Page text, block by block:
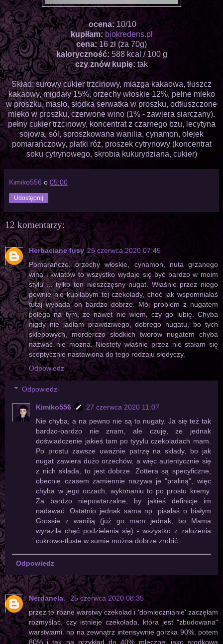
ocena:10/10
kupiłam:biokredens.pl
cena:16 zł (za 70g)
kaloryczność:588 kcal / 100 g
czy znów kupię:tak
Skład: surowy cukier trzcinowy, miazga kakaowa, tłuszcz
kakaowy, migdały 15%, orzechy włoskie 12%, pełne mleko
w proszku, masło, słodka serwatka w proszku, odtłuszczone
mleko w proszku, czerwone wino (1% - zawiera siarczany),
pełny cukier trzcinowy, koncentrat z czarnego bzu, lecytyna
sojowa, sól, sproszkowana wanilia, cynamon, olejek
pomarańczowy, płatki róż, proszek cytrynowy (koncentrat
soku cytrynowego, skrobia kukurydziana, cukier)
Kimiko556 o 05:00
Udostępnij
12 komentarzy:
Herbaciane fusy 25 czerwca 2020 07:45
Pomarańcze, orzechy włoskie, cynamon, nuta grzanego
wina i kwiatów to wszystko wydaje się być bardzo w moim
stylu ... tylko ten nieszczęsny nugat. Właśnie przez niego
pewnie nie kupiłabym tej czekolady, choć jak wspomniałaś
tutaj wypada on bardzo dobrze. Mój problem z nugatem
polega na tym, że nawet nie wiem, czy go lubię. Chyba
nigdy nie jadłam prawdziwego, dobrego nugatu, bo tych
sklepowych, morderczo słodkich tworów nugatem chyba
nazwać nie można. Niestety właśnie przez nie stałam się
sceptycznie nastawiona do tego rodzaju słodyczy.
Odpowiedz
Odpowiedzi
Kimiko556
27 czerwca 2020 11:07
Nie chyba, a na pewno nie są to nugaty. Ja się też tak
bardzo-bardzo nie znam, ale czuję, że jednak
doświadczenie jakieś tam po tyyylu czekoladach mam.
Po prostu zawsze uważnie patrzę na składy, bo jak
nugat zawiera dużo orzechów, a więc autentycznie się
z nich składa, to jest dobrze. Zottera są specyficzne,
obecnie czasem zamiennie nazywa je "praliną", więc
chyba w jego oczach, wykonaniu to po prostu kremy.
Za bardzo niepowtarzalne, by jakieś definicje im
nadawać. Ostatnio jednak sama np. pisałaś o białym
Grossie z wanilią (już go mam jednak, bo Mama
wyraziła chęć podzielenia się) - wszystko z założenia
cukrowo-tłuste w sumie można dobrze zrobić.
Odpowiedz
Nerdanela.
25 czerwca 2020 08:35
przez te różne warstwy czekolad i 'domlecznianie' zaczęłam
rozmyślać, czy istnieje czekolada, która jest "zbudowana"
warstwami. np na zewnątrz intensywnie gorzka 90%, potem
80% i tak na przykład do 40% mlecznej jako srodkowa